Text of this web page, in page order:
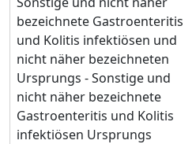
bezeichnete Gastroenteritis
und Kolitis infektiösen und
nicht näher bezeichneten
Ursprungs - Sonstige und
nicht näher bezeichnete
Gastroenteritis und Kolitis
infektiösen Ursprungs